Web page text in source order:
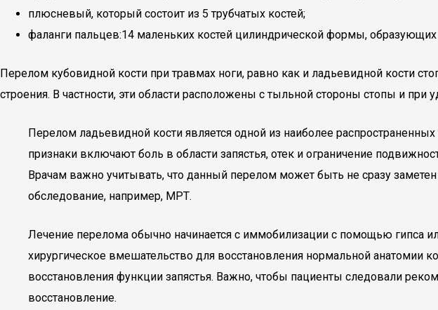
плюсневый, который состоит из 5 трубчатых костей;
фаланги пальцев:14 маленьких костей цилиндрической формы,
Перелом кубовидной кости при травмах ноги, равно как и ладьевидной кости
строения. В частности, эти области расположены с тыльной стороны стопы и
Перелом ладьевидной кости является одной из наиболее
признаки включают боль в области запястья, отек и ограничение
Врачам важно учитывать, что данный перелом может быть не сразу
обследование, например, МРТ.
Лечение перелома обычно начинается с иммобилизации с помощью гипса
хирургическое вмешательство для восстановления нормальной анатомии
восстановления функции запястья. Важно, чтобы пациенты следовали
восстановление.